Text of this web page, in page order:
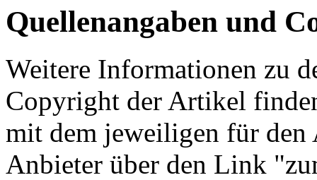
Quellenangaben und
Weitere Informationen zu
Copyright der Artikel
mit dem jeweiligen für
Anbieter über den Link